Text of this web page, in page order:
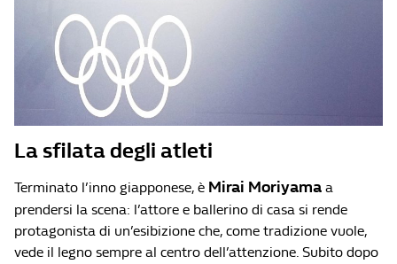
La sfilata degli atleti
Terminato l’inno giapponese, è Mirai Moriyama a
prendersi la scena: l’attore e ballerino di casa si rende
protagonista di un’esibizione che, come tradizione vuole,
vede il legno sempre al centro dell’attenzione. Subito dopo